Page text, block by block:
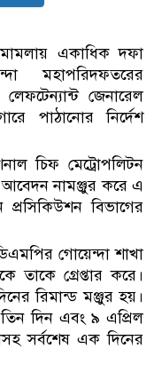
একাধিক দফা
মহাপরিদফতরের
জেনারেল
পাঠানোর নির্দেশ
চিফ মেট্রোপলিটন
আবেদন নামঞ্জুর করে এ
বিভাগের
গোয়েন্দা শাখা
তাকে গ্রেপ্তার করে।
রিমান্ড মঞ্জুর হয়।
দিন এবং ৯ এপ্রিল
সর্বশেষ এক দিনের